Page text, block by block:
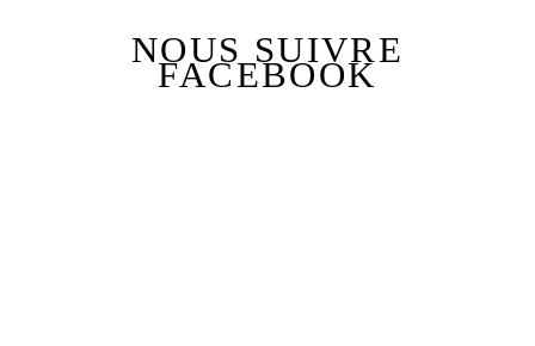
NOUS SUIVRE
FACEBOOK